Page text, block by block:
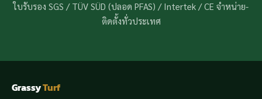
ใบรับรอง SGS / TÜV SÜD (ปลอด PFAS) / Intertek / CE จำหน่าย-
ติดตั้งทั่วประเทศ
GrassyTurf